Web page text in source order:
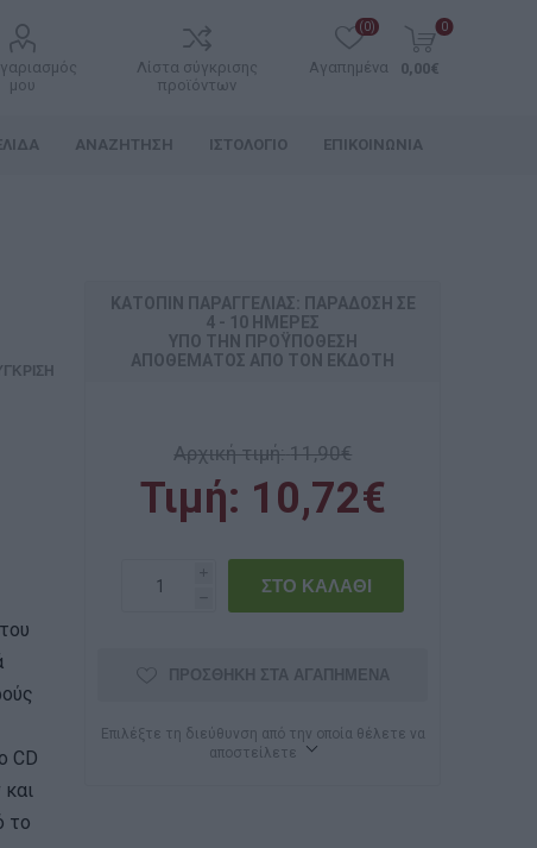
μου
Λίστα σύγκρισης
προϊόντων
Αγαπημένα
(0) 0
0,00€
ΑΝΑΖΉΤΗΣΗ ΙΣΤΟΛΌΓΙΟ ΕΠΙΚΟΙΝΩΝΊΑ
CD
το
ΚΑΤΌΠΙΝ ΠΑΡΑΓΓΕΛΊΑΣ: ΠΑΡΆΔΟΣΗ ΣΕ
4 - 10 ΗΜΈΡΕΣ
ΥΠΌ ΤΗΝ ΠΡΟΫΠΌΘΕΣΗ
ΑΠΟΘΈΜΑΤΟΣ ΑΠΌ ΤΟΝ ΕΚΔΌΤΗ
Αρχική τιμή: 11,90€
Τιμή: 10,72€
i
h
ΠΡΟΣΘΉΚΗ ΣΤΑ ΑΓΑΠΗΜΈΝΑ
Επιλέξτε τη διεύθυνση από την οποία θέλετε να
αποστείλετε